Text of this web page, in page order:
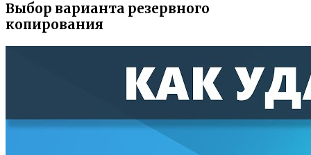
Выбор варианта резервного
копирования